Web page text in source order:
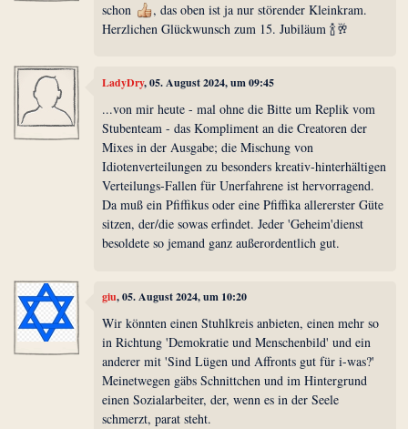
schon
, das oben ist ja nur störender Kleinkram.
Herzlichen Glückwunsch zum 15. Jubiläum 🍾🥂
LadyDry, 05. August 2024, um 09:45
...von mir heute - mal ohne die Bitte um Replik vom
Stubenteam - das Kompliment an die Creatoren der
Mixes in der Ausgabe; die Mischung von
Idiotenverteilungen zu besonders kreativ-hinterhältigen
Verteilungs-Fallen für Unerfahrene ist hervorragend.
Da muß ein Pfiffikus oder eine Pfiffika allererster Güte
sitzen, der/die sowas erfindet. Jeder 'Geheim'dienst
besoldete so jemand ganz außerordentlich gut.
giu, 05. August 2024, um 10:20
Wir könnten einen Stuhlkreis anbieten, einen mehr so
in Richtung 'Demokratie und Menschenbild' und ein
anderer mit 'Sind Lügen und Affronts gut für i-was?'
Meinetwegen gäbs Schnittchen und im Hintergrund
einen Sozialarbeiter, der, wenn es in der Seele
schmerzt, parat steht.